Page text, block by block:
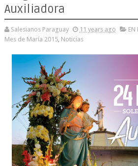
Auxiliadora
Salesianos Paraguay 11 years ago EN
Mes de María 2015, Noticias